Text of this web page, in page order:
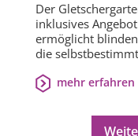
Der
inklusives
ermöglicht
die
mehr erfahren